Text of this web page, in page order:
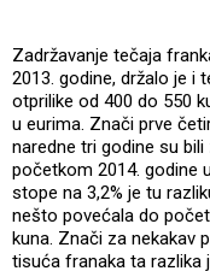
Zadržavanje tečaja
2013. godine, držalo je i
otprilike od 400 do 550
u eurima. Znači prve
naredne tri godine su
početkom 2014. godine
stope na 3,2% je tu
nešto povećala do
kuna. Znači za nekakav
tisuća franaka ta razlika